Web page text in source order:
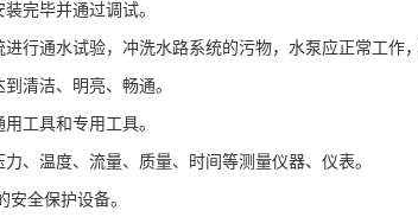
完毕并通过调试。
行通水试验，冲洗水路系统的污物，水泵应正常工作
清洁、明亮、畅通。
工具和专用工具。
、温度、流量、质量、时间等测量仪器、仪表。
全保护设备。